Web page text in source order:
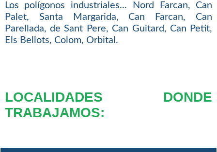
Los polígonos industriales... Nord Farcan, Can
Palet, Santa Margarida, Can Farcan, Can
Parellada, de Sant Pere, Can Guitard, Can Petit,
Els Bellots, Colom, Orbital.
LOCALIDADES DONDE
TRABAJAMOS: